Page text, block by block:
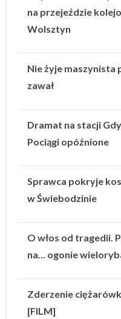
na przejeździe
Wolsztyn
Nie żyje maszynista
zawał
Dramat na stacji
Pociągi opóźnione
Sprawca pokryje
w Świebodzinie
O włos od tragedii.
na… ogonie
Zderzenie
[FILM]